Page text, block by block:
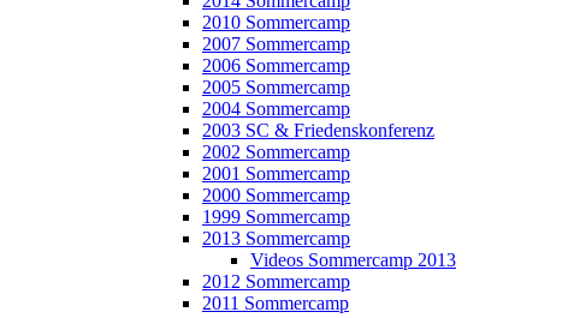
2010 Sommercamp
2007 Sommercamp
2006 Sommercamp
2005 Sommercamp
2004 Sommercamp
2003 SC & Friedenskonferenz
2002 Sommercamp
2001 Sommercamp
2000 Sommercamp
1999 Sommercamp
2013 Sommercamp
Videos Sommercamp 2013
2012 Sommercamp
2011 Sommercamp